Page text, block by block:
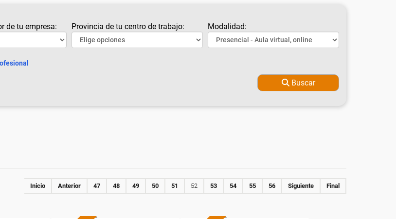
de tu empresa: Provincia de tu centro de trabajo: Modalidad:
Buscar
Inicio Anterior 47 48 49 50 51 52 53 54 55 56 Siguiente Final